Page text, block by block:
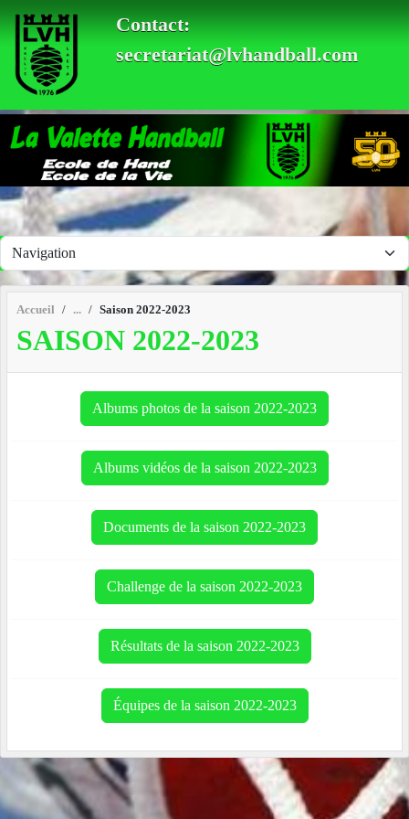
Contact:
secretariat@lvhandball.com
Accueil Saison 2022-2023
SAISON 2022-2023
Albums photos de la saison 2022-2023
Albums vidéos de la saison 2022-2023
Documents de la saison 2022-2023
Challenge de la saison 2022-2023
Résultats de la saison 2022-2023
Équipes de la saison 2022-2023
Panneau de gestion des cookies